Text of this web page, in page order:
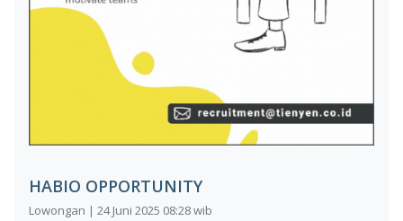
HABIO OPPORTUNITY
Lowongan | 24 Juni 2025 08:28 wib